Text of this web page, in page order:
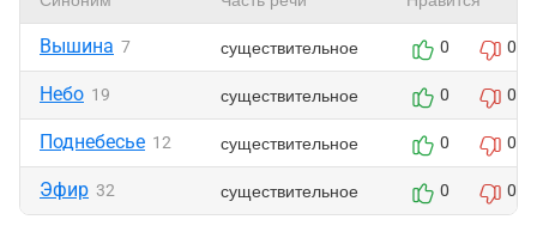
Вышина 7 существительное 0 0
Небо 19 существительное 0 0
Поднебесье 12 существительное 0 0
Эфир 32 существительное 0 0